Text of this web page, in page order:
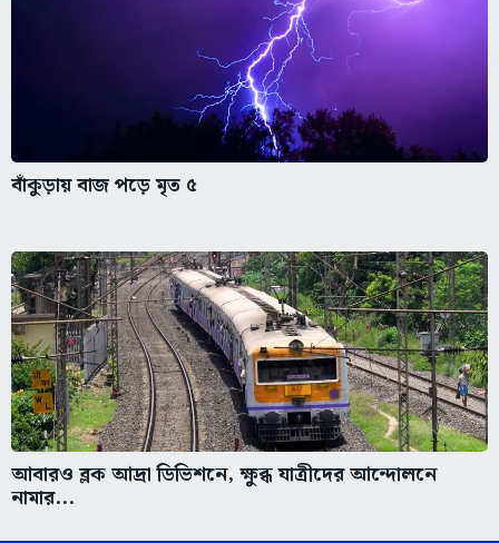
বাঁকুড়ায় বাজ পড়ে মৃত ৫
আবারও ব্লক আদ্রা ডিভিশনে, ক্ষুব্ধ যাত্রীদের আন্দোলনে
নামার...